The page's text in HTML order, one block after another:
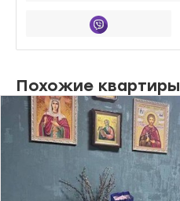
Похожие квартиры